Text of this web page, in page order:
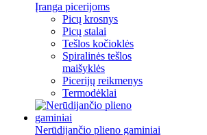
Įranga picerijoms
Picų krosnys
Picų stalai
Tešlos kočioklės
Spiralinės tešlos
maišyklės
Picerijų reikmenys
Termodėklai
Nerūdijančio plieno gaminiai